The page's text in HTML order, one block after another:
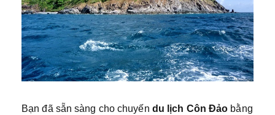
Bạn đã sẵn sàng cho chuyến du lịch Côn Đảo bằng